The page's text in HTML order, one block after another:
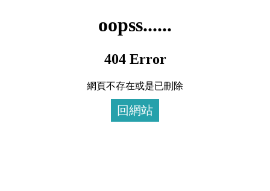
oopss......
404 Error
網頁不存在或是已刪除
回網站